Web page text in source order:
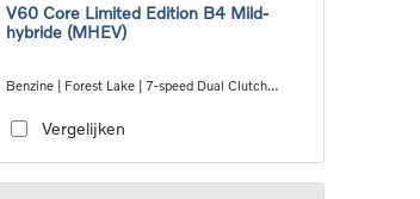
V60 Core Limited Edition B4 Mild-
hybride (MHEV)
Benzine | Forest Lake | 7-speed Dual Clutch
Vergelijken